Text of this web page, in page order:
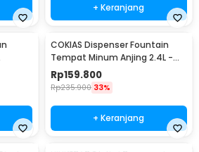
+ Keranjang
COKIAS Dispenser Fountain
Tempat Minum Anjing 2.4L -
DR008
Rp159.800
Rp235.900 33%
+ Keranjang